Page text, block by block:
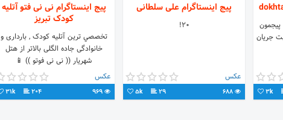
جریان
3k
پیج اینستاگرام علی سلطانی
20!
عکس
688
29
5k
پیج اینستاگرام نی نی فتو آتلیه
کودک تبریز
تخصصي ترين آتليه کودک , بارداری و
خانوادگی ‎جاده الگلی بالاتر از هتل
شهریار ‎(( نی نی فوتو )) 📱
09142995015 📍تبریز
عکس
969
204
31k